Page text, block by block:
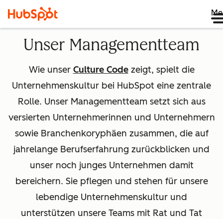
Unser Managementteam
Wie unser Culture Codezeigt, spielt die
Unternehmenskultur bei HubSpot eine zentrale
Rolle. Unser Managementteam setzt sich aus
versierten Unternehmerinnen und Unternehmern
sowie Branchenkoryphäen zusammen, die auf
jahrelange Berufserfahrung zurückblicken und
unser noch junges Unternehmen damit
bereichern. Sie pflegen und stehen für unsere
lebendige Unternehmenskultur und
unterstützen unsere Teams mit Rat und Tat